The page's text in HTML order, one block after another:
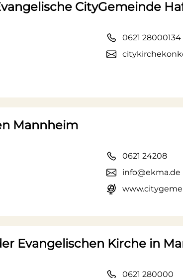
CityGemeinde
0621 28000134
Mannheim
0621 24208
info@ekma.de
Evangelischen Kirche in
0621 280000